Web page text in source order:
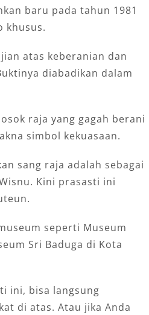
baru pada tahun 1981
khusus.
atas keberanian dan
diabadikan dalam
raja yang gagah berani
simbol kekuasaan.
sang raja adalah sebagai
Kini prasasti ini
seperti Museum
Sri Baduga di Kota
ini, bisa langsung
di atas. Atau jika Anda